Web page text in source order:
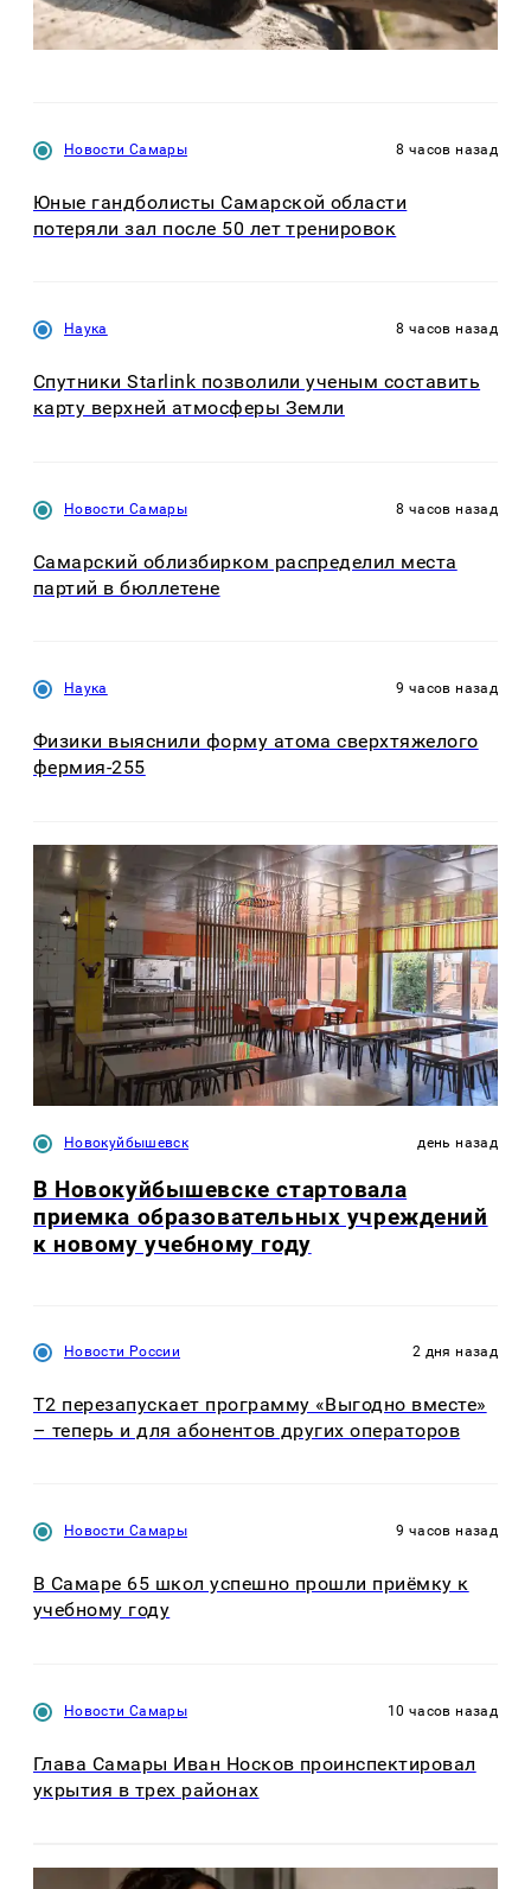
Новости Самары 8 часов назад
Юные гандболисты Самарской области
потеряли зал после 50 лет тренировок
Наука 8 часов назад
Спутники Starlink позволили ученым составить
карту верхней атмосферы Земли
Новости Самары 8 часов назад
Самарский облизбирком распределил места
партий в бюллетене
Наука 9 часов назад
Физики выяснили форму атома сверхтяжелого
фермия-255
Новокуйбышевск день назад
В Новокуйбышевске стартовала
приемка образовательных учреждений
к новому учебному году
Новости России 2 дня назад
Т2 перезапускает программу «Выгодно вместе»
– теперь и для абонентов других операторов
Новости Самары 9 часов назад
В Самаре 65 школ успешно прошли приёмку к
учебному году
Новости Самары 10 часов назад
Глава Самары Иван Носков проинспектировал
укрытия в трех районах